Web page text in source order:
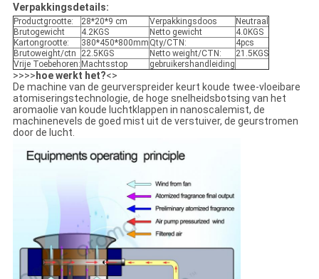
Verpakkingsdetails:
Productgrootte: 28*20*9 cm Verpakkingsdoos
Neutraal
Brutogewicht
4.2KGS Netto gewicht
4.0KGS
Kartongrootte:
380*450*800mm Qty/CTN:
4pcs
Brutoweight/ctn
22.5KGS Netto weight/CTN:
21.5KGS
Vrije Toebehoren: Machtsstop gebruikershandleiding
>>>> hoe werkt het?<>
De machine van de geurverspreider keurt koude twee-vloeibare
atomiseringstechnologie, de hoge snelheidsbotsing van het
aromaolie van koude luchtklappen in nanoscalemist, de
machinenevels de goed mist uit de verstuiver, de geurstromen
door de lucht.